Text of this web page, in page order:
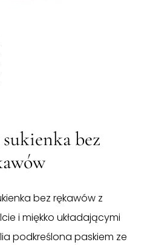
bez
bez rękawów z
i miękko układającymi
podkreślona paskiem ze